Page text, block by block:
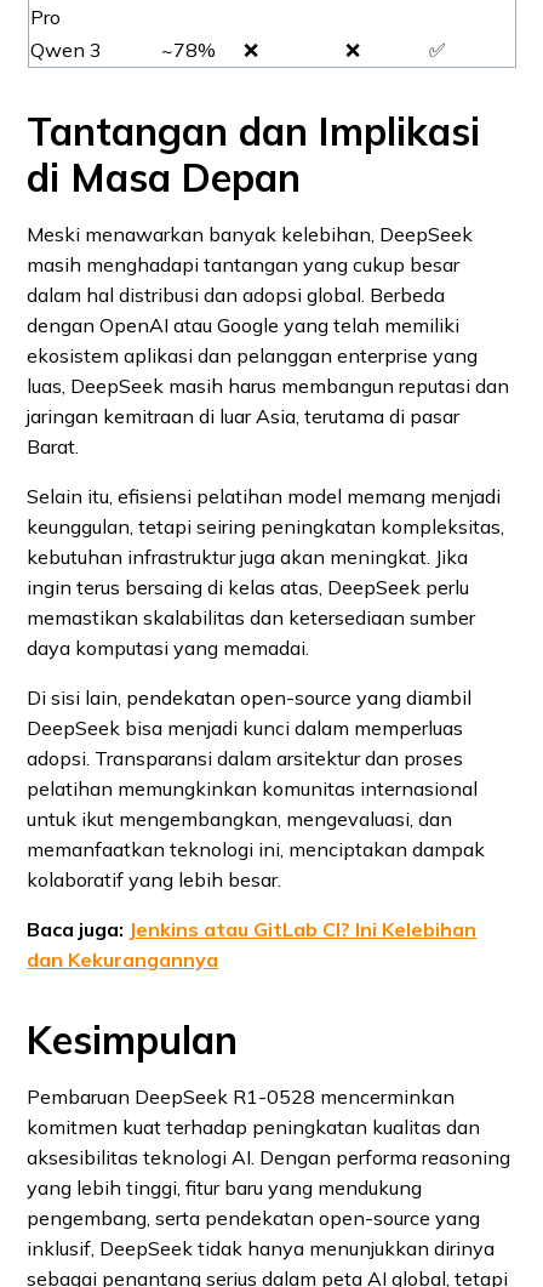
Pro
Qwen 3 ~78% ❌ ❌ ✅
Tantangan dan Implikasi
di Masa Depan
Meski menawarkan banyak kelebihan, DeepSeek
masih menghadapi tantangan yang cukup besar
dalam hal distribusi dan adopsi global. Berbeda
dengan OpenAI atau Google yang telah memiliki
ekosistem aplikasi dan pelanggan enterprise yang
luas, DeepSeek masih harus membangun reputasi dan
jaringan kemitraan di luar Asia, terutama di pasar
Barat.
Selain itu, efisiensi pelatihan model memang menjadi
keunggulan, tetapi seiring peningkatan kompleksitas,
kebutuhan infrastruktur juga akan meningkat. Jika
ingin terus bersaing di kelas atas, DeepSeek perlu
memastikan skalabilitas dan ketersediaan sumber
daya komputasi yang memadai.
Di sisi lain, pendekatan open-source yang diambil
DeepSeek bisa menjadi kunci dalam memperluas
adopsi. Transparansi dalam arsitektur dan proses
pelatihan memungkinkan komunitas internasional
untuk ikut mengembangkan, mengevaluasi, dan
memanfaatkan teknologi ini, menciptakan dampak
kolaboratif yang lebih besar.
Baca juga: Jenkins atau GitLab CI? Ini Kelebihan
dan Kekurangannya
Kesimpulan
Pembaruan DeepSeek R1‑0528 mencerminkan
komitmen kuat terhadap peningkatan kualitas dan
aksesibilitas teknologi AI. Dengan performa reasoning
yang lebih tinggi, fitur baru yang mendukung
pengembang, serta pendekatan open-source yang
inklusif, DeepSeek tidak hanya menunjukkan dirinya
sebagai penantang serius dalam peta AI global, tetapi